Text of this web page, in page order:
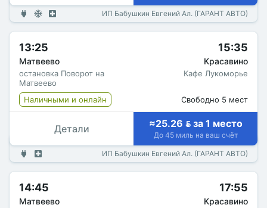
ИП Бабушкин Евгений Ал. (ГАРАНТ АВТО)
13:25
Матвеево
остановка Поворот на
Матвеево
15:35
Красавино
Кафе Лукоморье
Наличными и онлайн Свободно 5 мест
Детали ≈25.26  за 1 место
До 45 миль на ваш счёт
ИП Бабушкин Евгений Ал. (ГАРАНТ АВТО)
14:45
Матвеево
17:55
Красавино